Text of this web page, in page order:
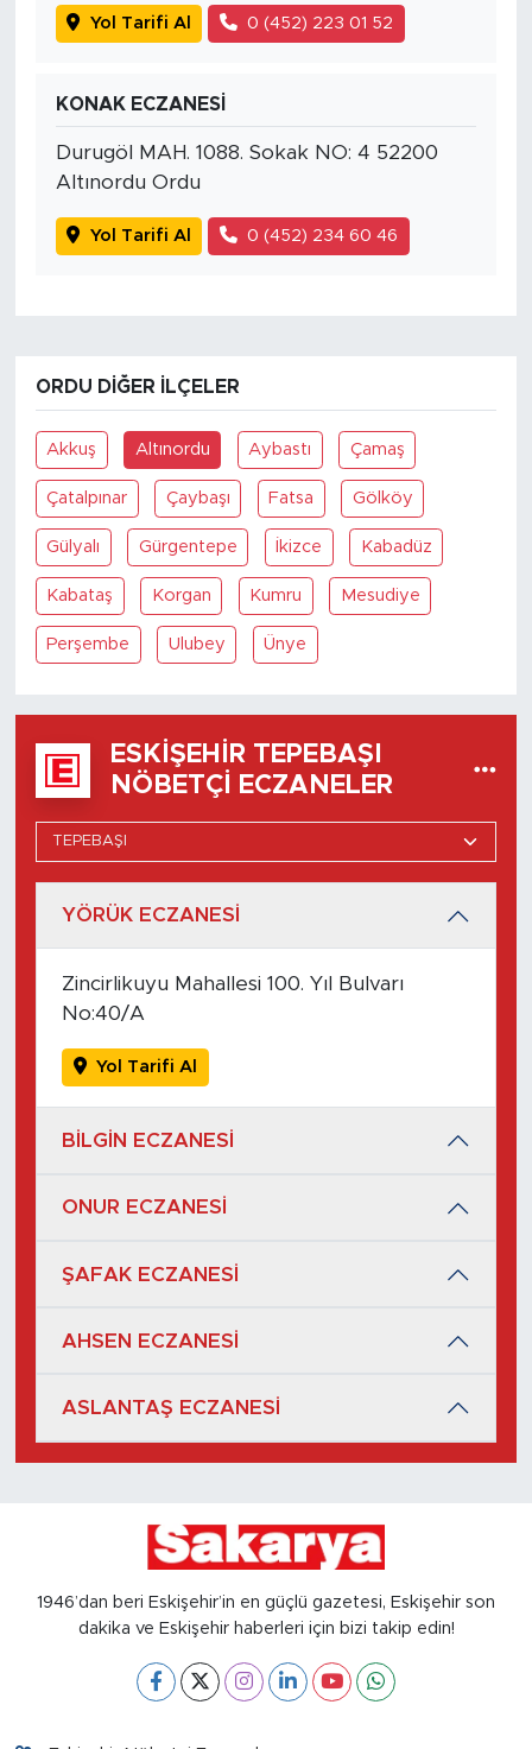
Yol Tarifi Al 0 (452) 223 01 52
KONAK ECZANESİ
Durugöl MAH. 1088. Sokak NO: 4 52200
Altınordu Ordu
Yol Tarifi Al 0 (452) 234 60 46
ORDU DIĞER İLÇELER
Akkuş Altınordu Aybastı Çamaş
Çatalpınar Çaybaşı Fatsa Gölköy
Gülyalı Gürgentepe İkizce Kabadüz
Kabataş Korgan Kumru Mesudiye
Perşembe Ulubey Ünye
ESKIŞEHIR TEPEBAŞI
NÖBETÇI ECZANELER
YÖRÜK ECZANESİ
Zincirlikuyu Mahallesi 100. Yıl Bulvarı
No:40/A
Yol Tarifi Al
BİLGİN ECZANESİ
ONUR ECZANESİ
ŞAFAK ECZANESİ
AHSEN ECZANESİ
ASLANTAŞ ECZANESİ
1946’dan beri Eskişehir’in en güçlü gazetesi, Eskişehir son
dakika ve Eskişehir haberleri için bizi takip edin!